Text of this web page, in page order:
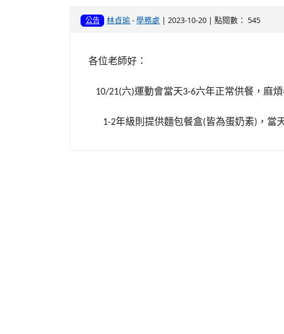
公告 林貞瑜-學務處 | 2023-10-20 | 點閱數： 545
各位老師好：
10/21(六)運動會當天3-6六年正常供餐， 麻
1-2年級則提供麵包餐盒(皆為蛋奶素) ，當